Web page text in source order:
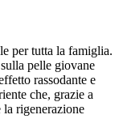
per tutta la famiglia.
pelle giovane
rassodante e
che, grazie a
rigenerazione